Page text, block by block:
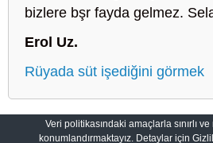
bizlere bşr fayda gelmez.
Erol Uz.
Rüyada süt işediğini görmek
Sahih Rüyalar: Rüyaların Dilini
Veri politikasındaki amaçlarla sınırlı
konumlandırmaktayız. Detaylar için